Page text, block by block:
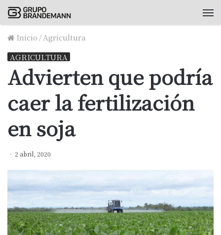
Inicio /Agricultura
AGRICULTURA
Advierten que podría
caer la fertilización
en soja
2 abril, 2020